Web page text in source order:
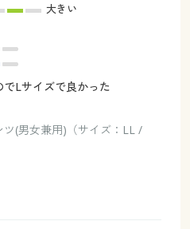
大きい
Lサイズで良かった
ツ(男女兼用)（サイズ：LL /